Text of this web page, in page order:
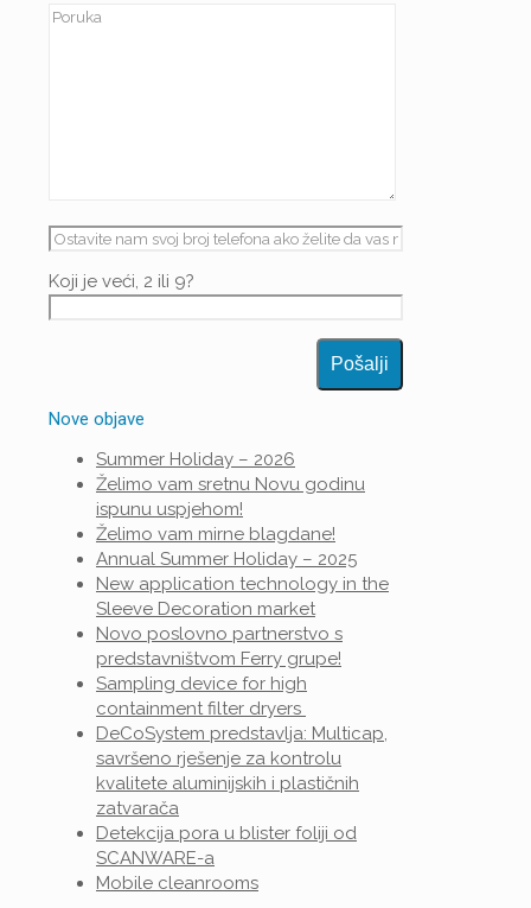
Koji je veći, 2 ili 9?
Nove objave
Summer Holiday – 2026
Želimo vam sretnu Novu godinu
ispunu uspjehom!
Želimo vam mirne blagdane!
Annual Summer Holiday – 2025
New application technology in the
Sleeve Decoration market
Novo poslovno partnerstvo s
predstavništvom Ferry grupe!
Sampling device for high
containment filter dryers
DeCoSystem predstavlja: Multicap,
savršeno rješenje za kontrolu
kvalitete aluminijskih i plastičnih
zatvarača
Detekcija pora u blister foliji od
SCANWARE-a
Mobile cleanrooms